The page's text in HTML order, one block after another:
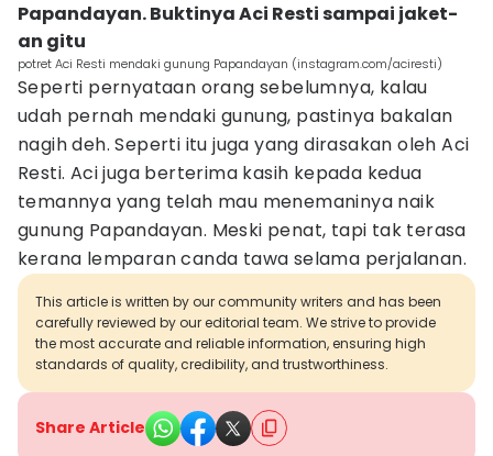
Papandayan. Buktinya Aci Resti sampai jaket-
an gitu
potret Aci Resti mendaki gunung Papandayan (instagram.com/aciresti)
Seperti pernyataan orang sebelumnya, kalau
udah pernah mendaki gunung, pastinya bakalan
nagih deh. Seperti itu juga yang dirasakan oleh Aci
Resti. Aci juga berterima kasih kepada kedua
temannya yang telah mau menemaninya naik
gunung Papandayan. Meski penat, tapi tak terasa
kerana lemparan canda tawa selama perjalanan.
This article is written by our community writers and has been
carefully reviewed by our editorial team. We strive to provide
the most accurate and reliable information, ensuring high
standards of quality, credibility, and trustworthiness.
Share Article